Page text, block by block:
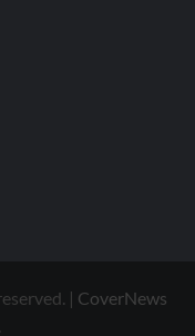
| CoverNews